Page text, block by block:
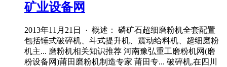
矿业设备网
2013年11月21日 · 概述： 磷矿石超细磨粉机全套配置
包括锤式破碎机、斗式提升机、震动给料机、超细磨粉
机主... 磨粉机相关知识推荐 河南豫弘重工磨粉机网(磨
粉设备网)莆田磨粉机制造专家 莆田专... 破碎机,在四川